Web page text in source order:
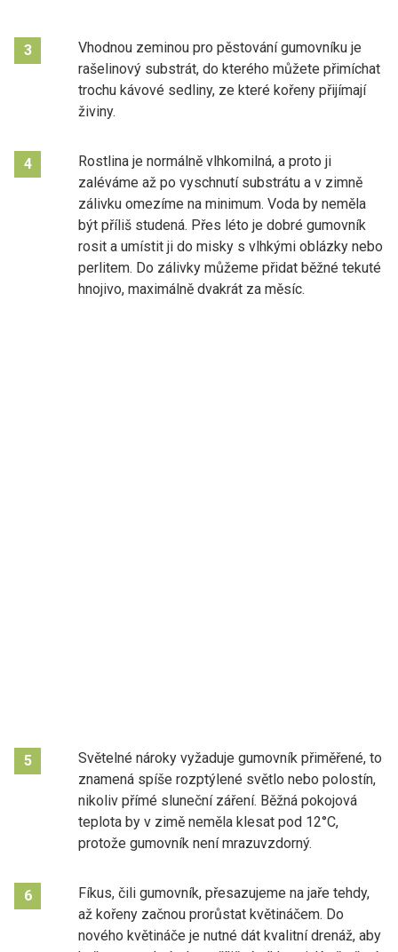
3
Vhodnou zeminou pro pěstování gumovníku je
rašelinový substrát, do kterého můžete přimíchat
trochu kávové sedliny, ze které kořeny přijímají
živiny.
4
Rostlina je normálně vlhkomilná, a proto ji
zaléváme až po vyschnutí substrátu a v zimně
zálivku omezíme na minimum. Voda by neměla
být příliš studená. Přes léto je dobré gumovník
rosit a umístit ji do misky s vlhkými oblázky nebo
perlitem. Do zálivky můžeme přidat běžné tekuté
hnojivo, maximálně dvakrát za měsíc.
5
Světelné nároky vyžaduje gumovník přiměřené, to
znamená spíše rozptýlené světlo nebo polostín,
nikoliv přímé sluneční záření. Běžná pokojová
teplota by v zimě neměla klesat pod 12°C,
protože gumovník není mrazuvzdorný.
6
Fíkus, čili gumovník, přesazujeme na jaře tehdy,
až kořeny začnou prorůstat květináčem. Do
nového květináče je nutné dát kvalitní drenáž, aby